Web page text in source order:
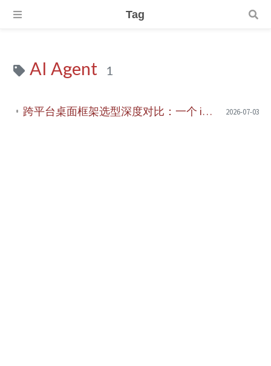
Tag
AI Agent 1
跨平台桌面框架选型深度对比：一个 iOS 开发者的 Qt6 之旅 2026-07-03